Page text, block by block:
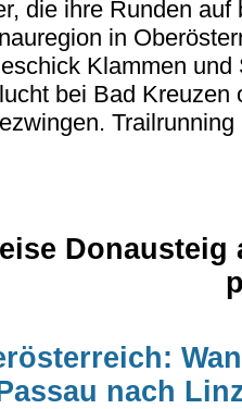
die ihre Runden
in
Klammen
bei Bad Kreuzen
Donausteig
nach